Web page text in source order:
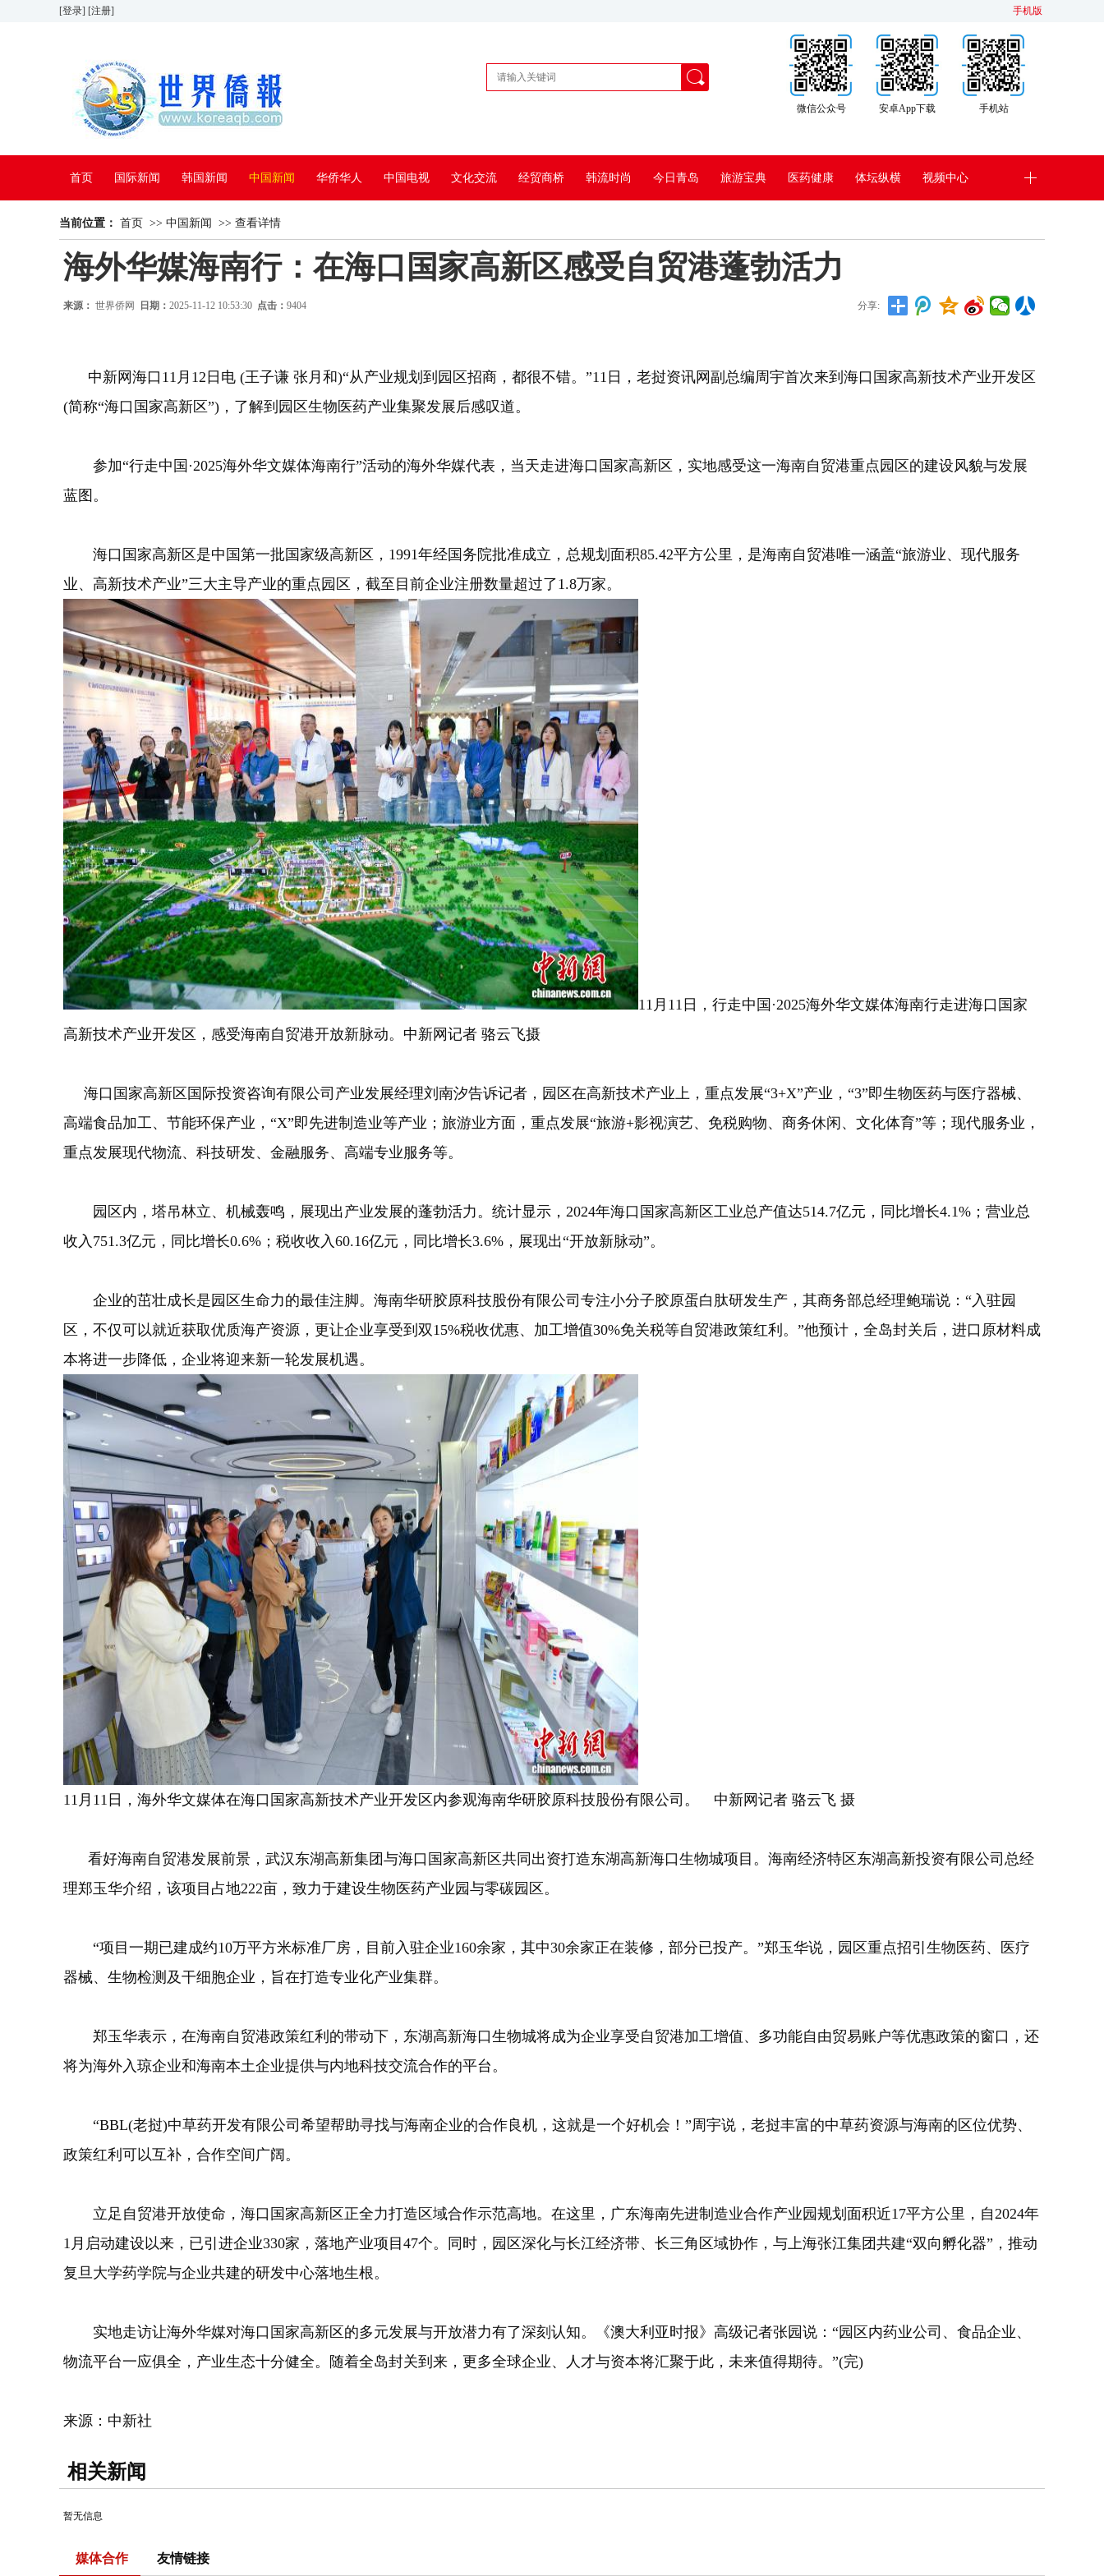
[登录] [注册] 手机版
手机站
安卓App下载
微信公众号
首页 国际新闻 韩国新闻 中国新闻 华侨华人 中国电视 文化交流 经贸商桥 韩流时尚 今日青岛 旅游宝典 医药健康 体坛纵横 视频中心
看中国 特别报道
当前位置： 首页 >> 中国新闻 >> 查看详情
海外华媒海南行：在海口国家高新区感受自贸港蓬勃活力
来源： 世界侨网 日期： 2025-11-12 10:53:30 点击： 9404 分享:
中新网海口11月12日电 (王子谦 张月和)“从产业规划到园区招商，都很不错。”11日，老挝资讯网副总编周宇首次来到海口国家高新技术产业开发区
(简称“海口国家高新区”)，了解到园区生物医药产业集聚发展后感叹道。
参加“行走中国·2025海外华文媒体海南行”活动的海外华媒代表，当天走进海口国家高新区，实地感受这一海南自贸港重点园区的建设风貌与发展
蓝图。
海口国家高新区是中国第一批国家级高新区，1991年经国务院批准成立，总规划面积85.42平方公里，是海南自贸港唯一涵盖“旅游业、现代服务
业、高新技术产业”三大主导产业的重点园区，截至目前企业注册数量超过了1.8万家。
11月11日，行走中国·2025海外华文媒体海南行走进海口国家
高新技术产业开发区，感受海南自贸港开放新脉动。中新网记者 骆云飞摄
海口国家高新区国际投资咨询有限公司产业发展经理刘南汐告诉记者，园区在高新技术产业上，重点发展“3+X”产业，“3”即生物医药与医疗器械、
高端食品加工、节能环保产业，“X”即先进制造业等产业；旅游业方面，重点发展“旅游+影视演艺、免税购物、商务休闲、文化体育”等；现代服务业，
重点发展现代物流、科技研发、金融服务、高端专业服务等。
园区内，塔吊林立、机械轰鸣，展现出产业发展的蓬勃活力。统计显示，2024年海口国家高新区工业总产值达514.7亿元，同比增长4.1%；营业总
收入751.3亿元，同比增长0.6%；税收收入60.16亿元，同比增长3.6%，展现出“开放新脉动”。
企业的茁壮成长是园区生命力的最佳注脚。海南华研胶原科技股份有限公司专注小分子胶原蛋白肽研发生产，其商务部总经理鲍瑞说：“入驻园
区，不仅可以就近获取优质海产资源，更让企业享受到双15%税收优惠、加工增值30%免关税等自贸港政策红利。”他预计，全岛封关后，进口原材料成
本将进一步降低，企业将迎来新一轮发展机遇。
11月11日，海外华文媒体在海口国家高新技术产业开发区内参观海南华研胶原科技股份有限公司。 中新网记者 骆云飞 摄
看好海南自贸港发展前景，武汉东湖高新集团与海口国家高新区共同出资打造东湖高新海口生物城项目。海南经济特区东湖高新投资有限公司总经
理郑玉华介绍，该项目占地222亩，致力于建设生物医药产业园与零碳园区。
“项目一期已建成约10万平方米标准厂房，目前入驻企业160余家，其中30余家正在装修，部分已投产。”郑玉华说，园区重点招引生物医药、医疗
器械、生物检测及干细胞企业，旨在打造专业化产业集群。
郑玉华表示，在海南自贸港政策红利的带动下，东湖高新海口生物城将成为企业享受自贸港加工增值、多功能自由贸易账户等优惠政策的窗口，还
将为海外入琼企业和海南本土企业提供与内地科技交流合作的平台。
“BBL(老挝)中草药开发有限公司希望帮助寻找与海南企业的合作良机，这就是一个好机会！”周宇说，老挝丰富的中草药资源与海南的区位优势、
政策红利可以互补，合作空间广阔。
立足自贸港开放使命，海口国家高新区正全力打造区域合作示范高地。在这里，广东海南先进制造业合作产业园规划面积近17平方公里，自2024年
1月启动建设以来，已引进企业330家，落地产业项目47个。同时，园区深化与长江经济带、长三角区域协作，与上海张江集团共建“双向孵化器”，推动
复旦大学药学院与企业共建的研发中心落地生根。
实地走访让海外华媒对海口国家高新区的多元发展与开放潜力有了深刻认知。《澳大利亚时报》高级记者张园说：“园区内药业公司、食品企业、
物流平台一应俱全，产业生态十分健全。随着全岛封关到来，更多全球企业、人才与资本将汇聚于此，未来值得期待。”(完)
来源：中新社
相关新闻
暂无信息
媒体合作 友情链接